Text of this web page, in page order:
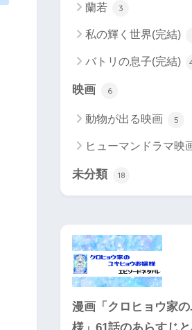
蘭若 3
私の輝く世界(完結)
バトリの息子(完結)
映画 6
動物が出る映画 5
ヒューマンドラマ映
未分類 18
漫画「クロヒョウ家